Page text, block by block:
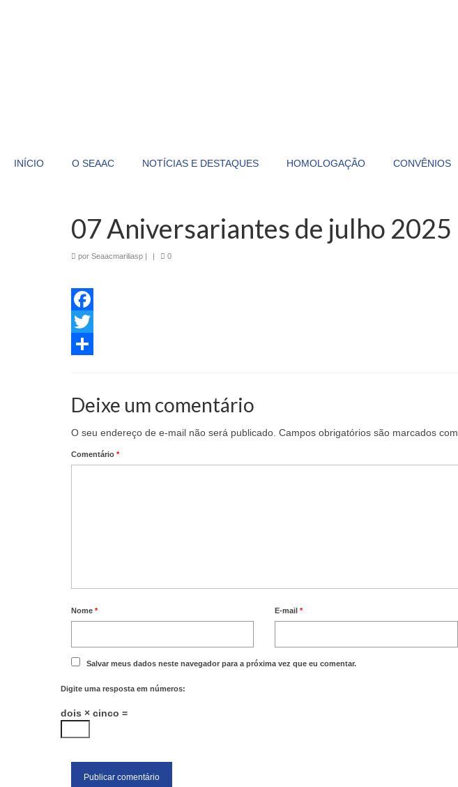
INÍCIO O SEAAC NOTÍCIAS E DESTAQUES HOMOLOGAÇÃO CONVÊNIOS
07 Aniversariantes de julho 2025
por Seaacmariliasp | | 0
Facebook
Twitter
Deixe um comentário
O seu endereço de e-mail não será publicado. Campos obrigatórios são marcados com
Comentário *
Nome * E-mail*
Salvar meus dados neste navegador para a próxima vez que eu comentar.
Digite uma resposta em números:
dois × cinco =